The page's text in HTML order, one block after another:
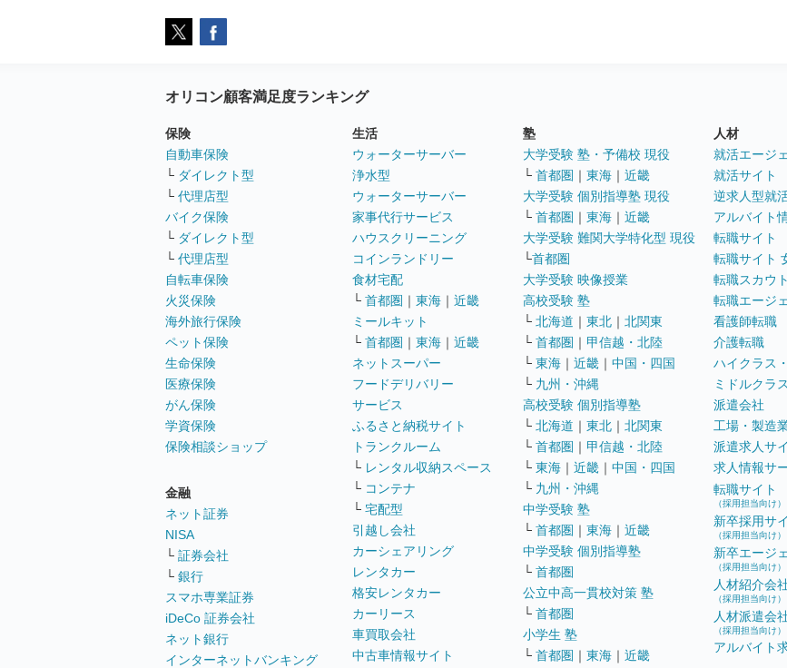
オリコン顧客満足度ランキング
保険
自動車保険
└ ダイレクト型
└ 代理店型
バイク保険
└ ダイレクト型
└ 代理店型
自転車保険
火災保険
海外旅行保険
ペット保険
生命保険
医療保険
がん保険
学資保険
保険相談ショップ
金融
ネット証券
NISA
└ 証券会社
└ 銀行
スマホ専業証券
iDeCo 証券会社
ネット銀行
インターネットバンキング
生活
ウォーターサーバー
浄水型
ウォーターサーバー
家事代行サービス
ハウスクリーニング
コインランドリー
食材宅配
└ 首都圏 ｜ 東海 ｜ 近畿
ミールキット
└ 首都圏 ｜ 東海 ｜ 近畿
ネットスーパー
フードデリバリー
サービス
ふるさと納税サイト
トランクルーム
└ レンタル収納スペース
└ コンテナ
└ 宅配型
引越し会社
カーシェアリング
レンタカー
格安レンタカー
カーリース
車買取会社
中古車情報サイト
塾
大学受験 塾・予備校 現役
└ 首都圏 ｜ 東海 ｜ 近畿
大学受験 個別指導塾 現役
└ 首都圏 ｜ 東海 ｜ 近畿
大学受験 難関大学特化型 現役
└首都圏
大学受験 映像授業
高校受験 塾
└ 北海道 ｜ 東北 ｜ 北関東
└ 首都圏 ｜ 甲信越・北陸
└ 東海 ｜ 近畿 ｜ 中国・四国
└ 九州・沖縄
高校受験 個別指導塾
└ 北海道 ｜ 東北 ｜ 北関東
└ 首都圏 ｜ 甲信越・北陸
└ 東海 ｜ 近畿 ｜ 中国・四国
└ 九州・沖縄
中学受験 塾
└ 首都圏 ｜ 東海 ｜ 近畿
中学受験 個別指導塾
└ 首都圏
公立中高一貫校対策 塾
└ 首都圏
小学生 塾
└ 首都圏 ｜ 東海 ｜ 近畿
人材
就活エージ
就活サイト
逆求人型就
アルバイト
転職サイト
転職サイト
転職スカウ
転職エージ
看護師転職
介護転職
ハイクラス・
ミドルクラ
派遣会社
工場・製造
派遣求人サ
求人情報サ
転職サイト
（採用担当向け）
新卒採用サ
（採用担当向け）
新卒エージ
（採用担当向け）
人材紹介会
（採用担当向け）
人材派遣会
（採用担当向け）
アルバイト